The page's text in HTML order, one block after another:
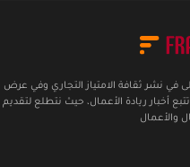
في نشر ثقافة الامتياز التجاري وفي عرض
أخبار ريادة الأعمال، حيث نتطلع
والأعمال